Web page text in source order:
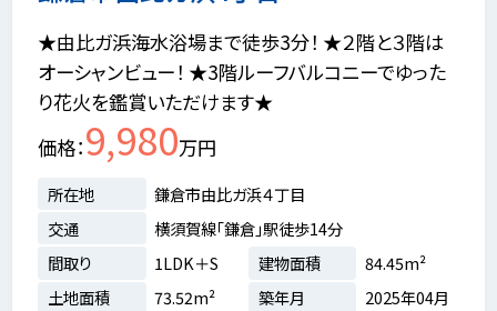
★由比ガ浜海水浴場まで徒歩3分！ ★２階と３階は
オーシャンビュー！ ★3階ルーフバルコニーでゆった
り花火を鑑賞いただけます★
価格 9,980万円
所在地
鎌倉市由比ガ浜４丁目
交通
横須賀線「鎌倉」駅徒歩14分
間取り
1LDK＋S 建物面積
84.45m²
土地面積
73.52m² 築年月 2025年04月